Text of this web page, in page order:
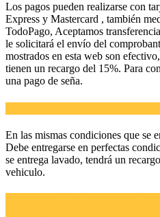
Los pagos pueden realizarse con
Express y Mastercard , también
TodoPago, Aceptamos
le solicitará el envío del
mostrados en esta web son
tienen un recargo del 15%. Para
una pago de seña.
En las mismas condiciones que se
Debe entregarse en perfectas
se entrega lavado, tendrá un
vehiculo.